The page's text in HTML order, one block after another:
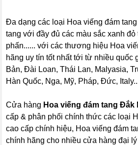
Đa dạng các loại Hoa viếng đám
tang với đầy đủ các màu sắc xanh đỏ
phấn...... với các thương hiệu Hoa
hãng uy tín tốt nhất tới từ nhiều quốc
Bản, Đài Loan, Thái Lan, Malyasia,
Hàn Quốc, Nga, Mỹ, Pháp, Đức,
Cửa hàng Hoa viếng đám tang Đắk
cấp & phân phối chính thức các loại
cao cấp chính hiệu, Hoa viếng đám
chính hãng cho nhiều cửa hàng đại